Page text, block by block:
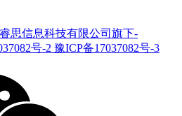
思信息科技有限公司旗下-
号-2 豫ICP备17037082号-3